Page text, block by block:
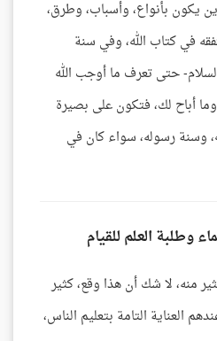
يكون بأنواع، وأسباب، وطرق،
في كتاب الله، وفي سنة
حتى تعرف ما أوجب الله
أباح لك، فتكون على بصيرة
وسنة رسوله، سواء كان في
وطلبة العلم للقيام
منه، لا شك أن هذا وقع، كثير
العناية التامة بتعليم الناس،